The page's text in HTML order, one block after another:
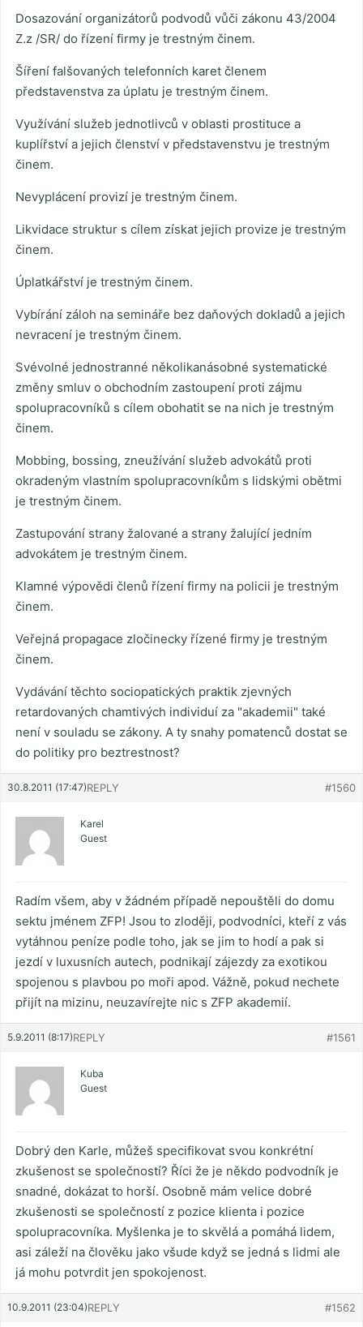
Dosazování organizátorů podvodů vůči zákonu 43/2004
Z.z /SR/ do řízení firmy je trestným činem.
Šíření falšovaných telefonních karet členem
představenstva za úplatu je trestným činem.
Využívání služeb jednotlivců v oblasti prostituce a
kuplířství a jejich členství v představenstvu je trestným
činem.
Nevyplácení provizí je trestným činem.
Likvidace struktur s cílem získat jejich provize je trestným
činem.
Úplatkářství je trestným činem.
Vybírání záloh na semináře bez daňových dokladů a jejich
nevracení je trestným činem.
Svévolné jednostranné několikanásobné systematické
změny smluv o obchodním zastoupení proti zájmu
spolupracovníků s cílem obohatit se na nich je trestným
činem.
Mobbing, bossing, zneužívání služeb advokátů proti
okradeným vlastním spolupracovníkům s lidskými obětmi
je trestným činem.
Zastupování strany žalované a strany žalující jedním
advokátem je trestným činem.
Klamné výpovědi členů řízení firmy na policii je trestným
činem.
Veřejná propagace zločinecky řízené firmy je trestným
činem.
Vydávání těchto sociopatických praktik zjevných
retardovaných chamtivých individuí za "akademii" také
není v souladu se zákony. A ty snahy pomatenců dostat se
do politiky pro beztrestnost?
30.8.2011 (17:47) #1560
REPLY
Karel
Guest
Radím všem, aby v žádném případě nepouštěli do domu
sektu jménem ZFP! Jsou to zloději, podvodníci, kteří z vás
vytáhnou peníze podle toho, jak se jim to hodí a pak si
jezdí v luxusních autech, podnikají zájezdy za exotikou
spojenou s plavbou po moři apod. Vážně, pokud nechete
přijít na mizinu, neuzavírejte nic s ZFP akademií.
5.9.2011 (8:17) #1561
REPLY
Kuba
Guest
Dobrý den Karle, můžeš specifikovat svou konkrétní
zkušenost se společností? Říci že je někdo podvodník je
snadné, dokázat to horší. Osobně mám velice dobré
zkušenosti se společností z pozice klienta i pozice
spolupracovníka. Myšlenka je to skvělá a pomáhá lidem,
asi záleží na člověku jako všude když se jedná s lidmi ale
já mohu potvrdit jen spokojenost.
10.9.2011 (23:04) #1562
REPLY